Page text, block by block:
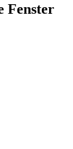
Fenster